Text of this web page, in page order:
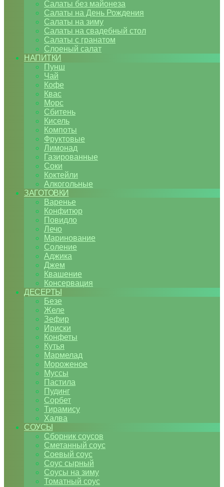
Салаты без майонеза
Салаты на День Рождения
Салаты на зиму
Салаты на свадебный стол
Салаты с гранатом
Слоеный салат
НАПИТКИ
Пунш
Чай
Кофе
Квас
Морс
Сбитень
Кисель
Компоты
Фруктовые
Лимонад
Газированные
Соки
Коктейли
Алкогольные
ЗАГОТОВКИ
Варенье
Конфитюр
Повидло
Лечо
Маринование
Соление
Аджика
Джем
Квашение
Консервация
ДЕСЕРТЫ
Безе
Желе
Зефир
Ириски
Конфеты
Кутья
Мармелад
Мороженое
Муссы
Пастила
Пудинг
Сорбет
Тирамису
Халва
СОУСЫ
Сборник соусов
Сметанный соус
Соевый соус
Соус сырный
Соусы на зиму
Томатный соус